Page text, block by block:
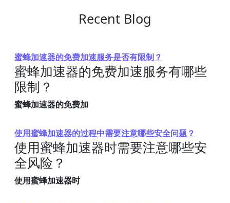
Recent Blog
蜜蜂加速器的免费加速服务是否有限制？
蜜蜂加速器的免费加速服务有哪些
限制？
蜜蜂加速器的免费加
使用蜜蜂加速器的过程中需要注意哪些安全问题？
使用蜜蜂加速器时需要注意哪些安
全风险？
使用蜜蜂加速器时